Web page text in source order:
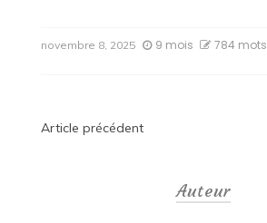
novembre 8, 2025 9 mois 784 mots
Navigation
Article précédent
Auteur